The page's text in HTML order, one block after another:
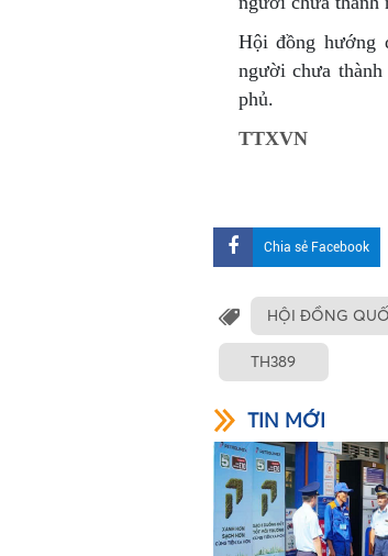
Hội đồng hướng
người chưa
phủ.
TTXVN
Chia sẻ Facebook
HỘI ĐỒNG
TH389
TIN MỚI